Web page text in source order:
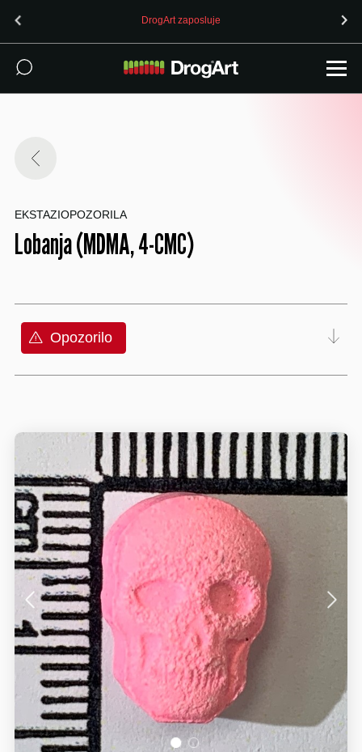
DrogArt zaposluje
EKSTAZIOPOZORILA
Lobanja (MDMA, 4-CMC)
Opozorilo
1 2